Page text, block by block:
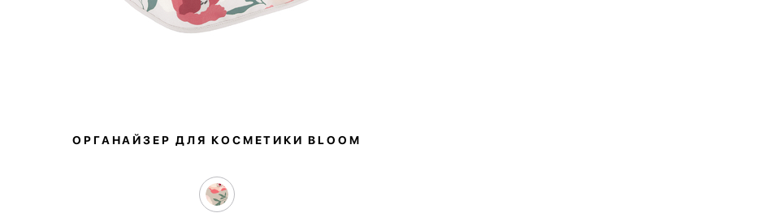
ОРГАНАЙЗЕР ДЛЯ КОСМЕТИКИ BLOOM